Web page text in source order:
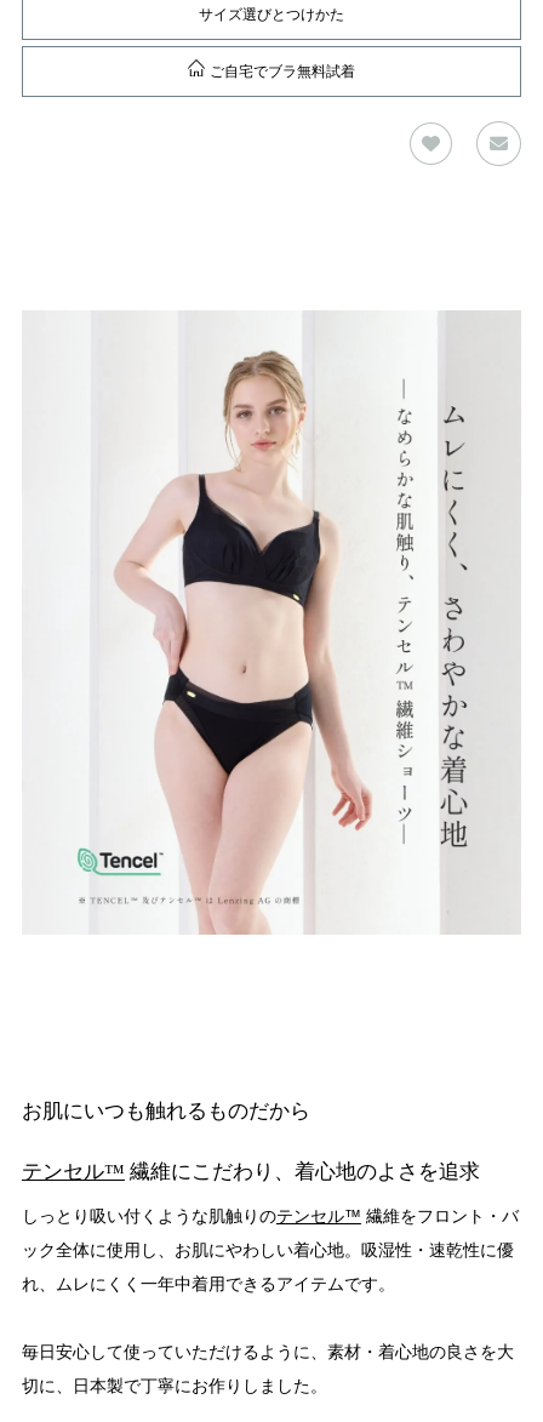
サイズ選びとつけかた
ご自宅でブラ無料試着
お肌にいつも触れるものだから
テンセル™ 繊維にこだわり、着心地のよさを追求
しっとり吸い付くような肌触りのテンセル™ 繊維をフロント・バ
ック全体に使用し、お肌にやわしい着心地。吸湿性・速乾性に優
れ、ムレにくく一年中着用できるアイテムです。
毎日安心して使っていただけるように、素材・着心地の良さを大
切に、日本製で丁寧にお作りしました。